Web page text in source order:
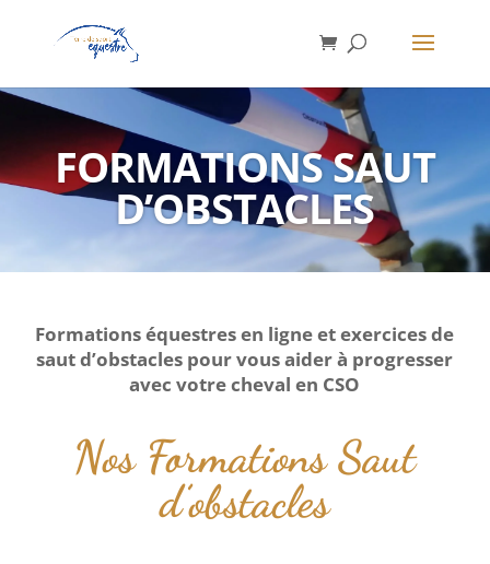
FORMATIONS SAUT
D’OBSTACLES
Formations équestres en ligne et exercices de
saut d’obstacles pour vous aider à progresser
avec votre cheval en CSO
Nos Formations Saut
d’obstacles